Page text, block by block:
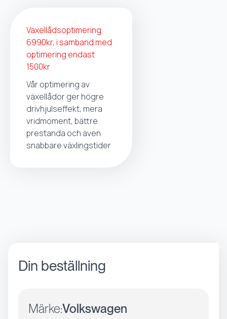
Växellådsoptimering
6990kr, i samband med
optimering endast
1500kr
Vår optimering av
växellådor ger högre
drivhjulseffekt, mera
vridmoment, bättre
prestanda och även
snabbare växlingstider
Din beställning
Märke:Volkswagen